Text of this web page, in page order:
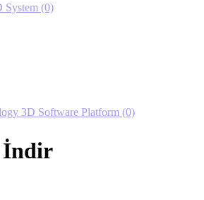
System (0)
3D Software Platform (0)
İndir